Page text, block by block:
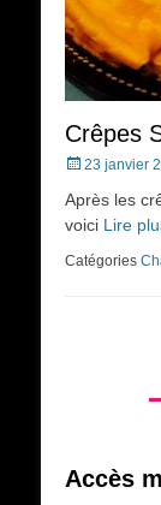
Crêpes
Posted
23 janvier
Après les
voici Lire
Catégories
Accès